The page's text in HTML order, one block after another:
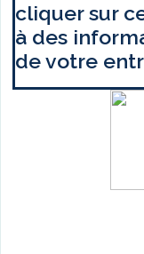
cliquer sur
à des
de votre